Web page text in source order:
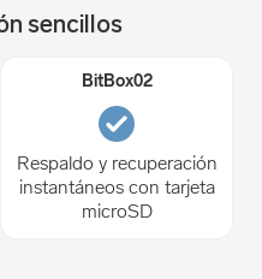
sencillos
Respaldo y recuperación
instantáneos con tarjeta
microSD